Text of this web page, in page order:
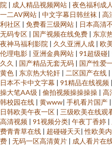
院 | 成人精品视频网站 | 夜色福利成人
一二AV网站 | 中文字幕日韩丝袜 | 高
利社区 | 免费看三级网站 | 日本高清
无码专区 | 国产视频在线免费 | 东京
夜神马福利影院 | 久久亚洲人成 | 欧
伦理电影 | 亚洲金典网站 | 91超级碰|
久久 | 国产精品无套无码 | 国产性爱
黄色 | 东京热大轮奸 | 二区国产在线 |
日本不卡中文字幕 | 91精品在线视频 |
操大笔AA级 | 偷拍视频操操操操 | 高
韩校园在线 | 黄www| 手机看片国产 |
日韩欧美午夜一区 | 三级欧美在线观
高清视频 | 91视频分类| 午夜丁香婷 |
费青青草在线 | 超碰碰天天|性欧美
费 | 无码一区高清黄片 | 成人看片在